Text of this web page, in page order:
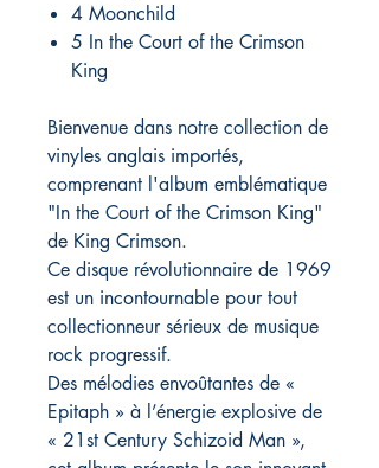
4 Moonchild
5 In the Court of the Crimson
King
Bienvenue dans notre collection de
vinyles anglais importés,
comprenant l'album emblématique
"In the Court of the Crimson King"
de King Crimson.
Ce disque révolutionnaire de 1969
est un incontournable pour tout
collectionneur sérieux de musique
rock progressif.
Des mélodies envoûtantes de «
Epitaph » à l’énergie explosive de
« 21st Century Schizoid Man »,